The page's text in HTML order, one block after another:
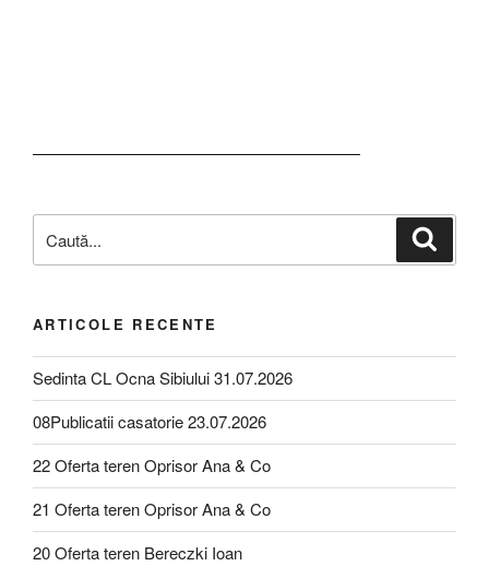
ARTICOLE RECENTE
Sedinta CL Ocna Sibiului 31.07.2026
08Publicatii casatorie 23.07.2026
22 Oferta teren Oprisor Ana & Co
21 Oferta teren Oprisor Ana & Co
20 Oferta teren Bereczki Ioan